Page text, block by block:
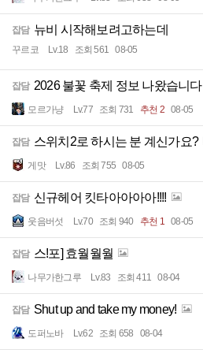
잡담 뉴비 시작해보려고하는데
꾸르코 Lv.18 조회 561 08-05
잡담 2026 불꽃 축제 정보 나왔습니다
모르가냥 Lv.77 조회 731 추천 2 08-05
잡담 스위치2로 하시는 분 계신가요?
게맛 Lv.86 조회 755 08-05
잡담 신규헤어 킷타아아아아!!!!
웃음버섯 Lv.70 조회 940 추천 1 08-05
잡담 스!포] 효월월월
나무가한그루 Lv.83 조회 411 08-04
잡담 Shut up and take my money!
도퍼노바 Lv.62 조회 658 08-04